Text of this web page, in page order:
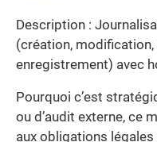
Description :
(création, modification,
enregistrement) avec
Pourquoi c’est
ou d’audit externe, ce
aux obligations